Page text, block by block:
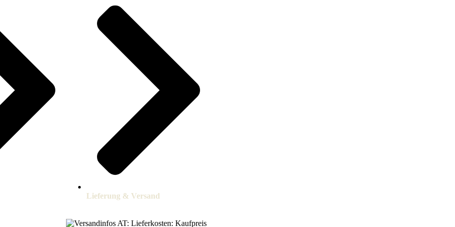
Lieferung & Versand